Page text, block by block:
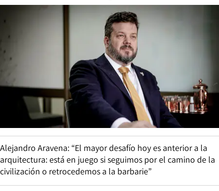
Alejandro Aravena: “El mayor desafío hoy es anterior a la
arquitectura: está en juego si seguimos por el camino de la
civilización o retrocedemos a la barbarie”